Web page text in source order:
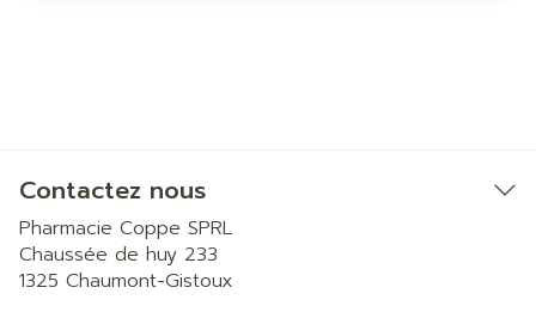
Contactez nous
Pharmacie Coppe SPRL
Chaussée de huy 233
1325 Chaumont-Gistoux